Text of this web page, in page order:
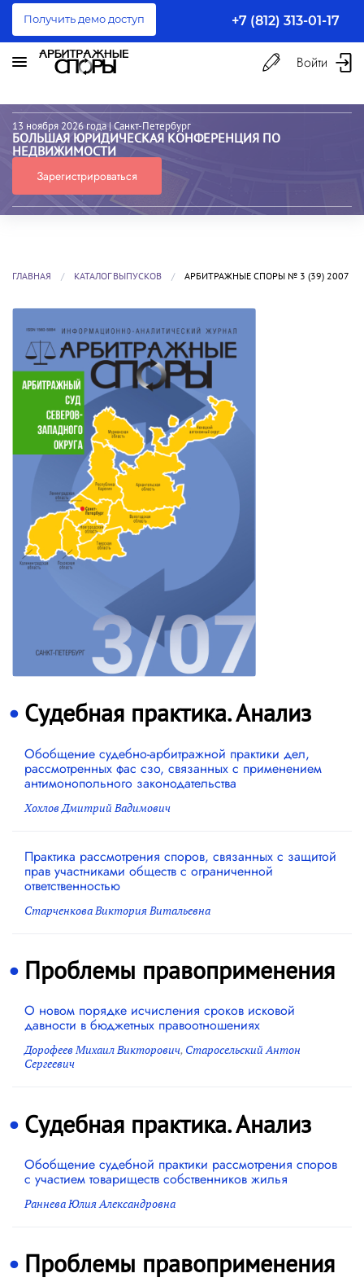
Получить демо доступ +7 (812) 313-01-17
Войти
13 ноября 2026 года | Санкт-Петербург
БОЛЬШАЯ ЮРИДИЧЕСКАЯ КОНФЕРЕНЦИЯ ПО
НЕДВИЖИМОСТИ
Зарегистрироваться
ГЛАВНАЯ КАТАЛОГ ВЫПУСКОВ АРБИТРАЖНЫЕ СПОРЫ № 3 (39) 2007
Судебная практика. Анализ
Обобщение судебно-арбитражной практики дел,
рассмотренных фас сзо, связанных с применением
антимонопольного законодательства
Хохлов Дмитрий Вадимович
Практика рассмотрения споров, связанных с защитой
прав участниками обществ с ограниченной
ответственностью
Старченкова Виктория Витальевна
Проблемы правоприменения
О новом порядке исчисления сроков исковой
давности в бюджетных правоотношениях
Дорофеев Михаил Викторович, Старосельский Антон
Сергеевич
Судебная практика. Анализ
Обобщение судебной практики рассмотрения споров
с участием товариществ собственников жилья
Раннева Юлия Александровна
Проблемы правоприменения